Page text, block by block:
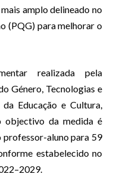
amplo delineado no
(PQG) para melhorar o
realizada pela
Género, Tecnologias e
Educação e Cultura,
objectivo da medida é
aluno para 59
estabelecido no